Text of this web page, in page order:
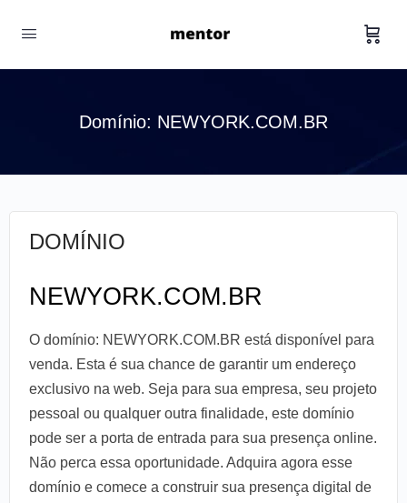
Domínio: NEWYORK.COM.BR
DOMÍNIO
NEWYORK.COM.BR
O domínio: NEWYORK.COM.BR está disponível para
venda. Esta é sua chance de garantir um endereço
exclusivo na web. Seja para sua empresa, seu projeto
pessoal ou qualquer outra finalidade, este domínio
pode ser a porta de entrada para sua presença online.
Não perca essa oportunidade. Adquira agora esse
domínio e comece a construir sua presença digital de